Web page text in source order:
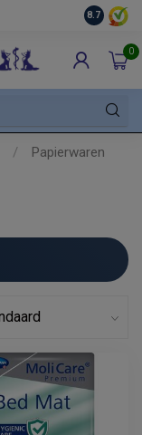
8.7
0
/
Papierwaren